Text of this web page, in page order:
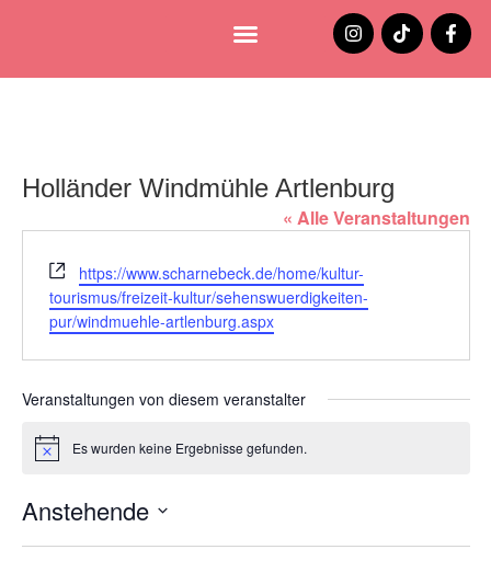
Holländer Windmühle Artlenburg
« Alle Veranstaltungen
Webseite
https://www.scharnebeck.de/home/kultur-
tourismus/freizeit-kultur/sehenswuerdigkeiten-
pur/windmuehle-artlenburg.aspx
Veranstaltungen von diesem veranstalter
HinweisEs wurden keine Ergebnisse gefunden.
Anstehende